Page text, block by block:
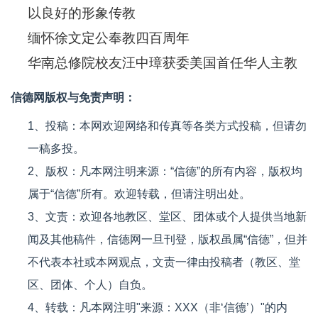
以良好的形象传教
缅怀徐文定公奉教四百周年
华南总修院校友汪中璋获委美国首任华人主教
信德网版权与免责声明：
1、投稿：本网欢迎网络和传真等各类方式投稿，但请勿
一稿多投。
2、版权：凡本网注明来源：“信德”的所有内容，版权均
属于“信德”所有。欢迎转载，但请注明出处。
3、文责：欢迎各地教区、堂区、团体或个人提供当地新
闻及其他稿件，信德网一旦刊登，版权虽属“信德”，但并
不代表本社或本网观点，文责一律由投稿者（教区、堂
区、团体、个人）自负。
4、转载：凡本网注明"来源：XXX（非‘信德’）"的内